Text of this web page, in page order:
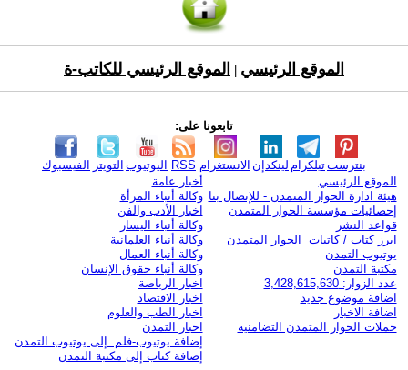
الموقع الرئيسي الموقع الرئيسي للكاتب-ة
تابعونا على:
الفيسبوك التويتر اليوتيوب RSS الانستغرام لينكدإن تيلكرامبنترست
الموقع الرئيسي
هيئة ادارة الحوار المتمدن - للإتصال بنا
إحصائيات مؤسسة الحوار المتمدن
قواعد النشر
ابرز كتاب / كاتبات الحوار المتمدن
يوتيوب التمدن
مكتبة التمدن
عدد الزوار: 3,428,615,630
اضافة موضوع جديد
اضافة الاخبار
حملات الحوار المتمدن التضامنية
أخبار عامة
وكالة أنباء المرأة
اخبار الأدب والفن
وكالة أنباء اليسار
وكالة أنباء العلمانية
وكالة أنباء العمال
وكالة أنباء حقوق الإنسان
اخبار الرياضة
اخبار الاقتصاد
اخبار الطب والعلوم
اخبار التمدن
إضافة يوتيوب-فلم إلى يوتيوب التمدن
إضافة كتاب إلى مكتبة التمدن